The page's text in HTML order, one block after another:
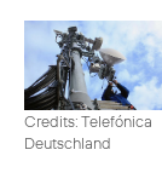
Credits: Telefónica
Deutschland